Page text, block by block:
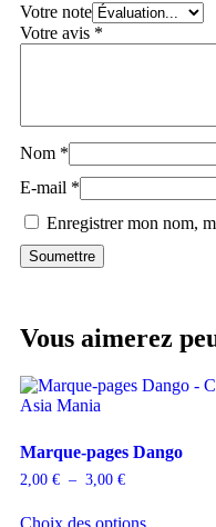
Votre note
Votre avis *
Nom *
E-mail *
Enregistrer mon nom,
Vous aimerez
Marque-pages Dango
2,00 € – 3,00 €